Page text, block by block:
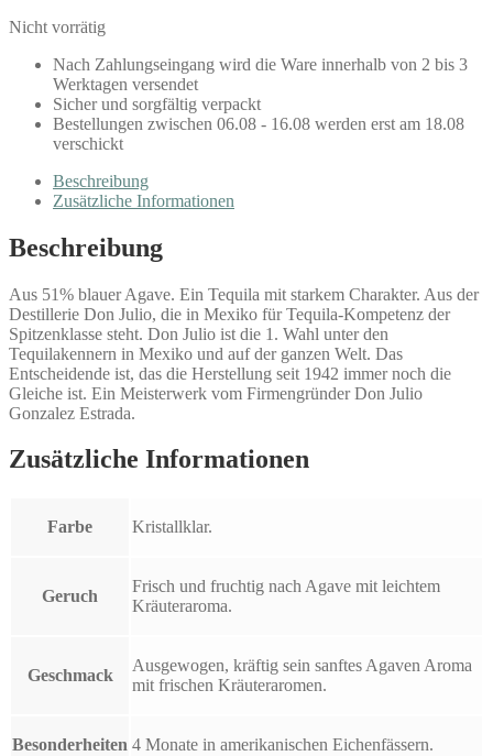
Nicht vorrätig
Nach Zahlungseingang wird die Ware innerhalb von 2 bis 3
Werktagen versendet
Sicher und sorgfältig verpackt
Bestellungen zwischen 06.08 - 16.08 werden erst am 18.08
verschickt
Beschreibung
Zusätzliche Informationen
Beschreibung
Aus 51% blauer Agave. Ein Tequila mit starkem Charakter. Aus der
Destillerie Don Julio, die in Mexiko für Tequila-Kompetenz der
Spitzenklasse steht. Don Julio ist die 1. Wahl unter den
Tequilakennern in Mexiko und auf der ganzen Welt. Das
Entscheidende ist, das die Herstellung seit 1942 immer noch die
Gleiche ist. Ein Meisterwerk vom Firmengründer Don Julio
Gonzalez Estrada.
Zusätzliche Informationen
Farbe Kristallklar.
Geruch
Frisch und fruchtig nach Agave mit leichtem
Kräuteraroma.
Geschmack
Ausgewogen, kräftig sein sanftes Agaven Aroma
mit frischen Kräuteraromen.
Besonderheiten 4 Monate in amerikanischen Eichenfässern.